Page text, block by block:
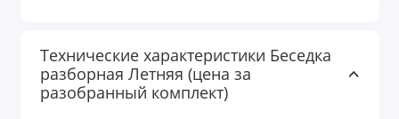
Технические характеристики Беседка
разборная Летняя (цена за
разобранный комплект)